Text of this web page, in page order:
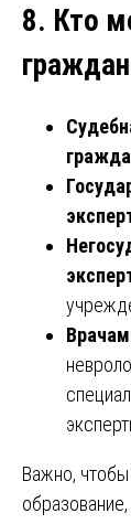
8. Кто
Важно,